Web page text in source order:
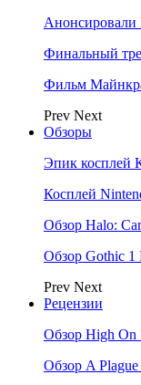
Анонсировали
Финальный
Фильм
Prev Next
Обзоры
Эпик косплей
Косплей
Обзор Halo:
Обзор Gothic 1
Prev Next
Рецензии
Обзор High On
Обзор A Plague